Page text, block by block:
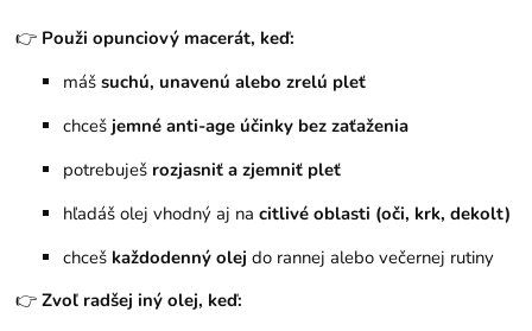
👉 Použi opunciový macerát, keď:
mášsuchú, unavenú alebo zrelú pleť
chceš jemné anti-age účinky bez zaťaženia
potrebuješ rozjasniť a zjemniť pleť
hľadáš olej vhodný aj nacitlivé oblasti (oči, krk, dekolt)
chceš každodenný olej do rannej alebo večernej rutiny
👉Zvoľ radšej iný olej, keď: